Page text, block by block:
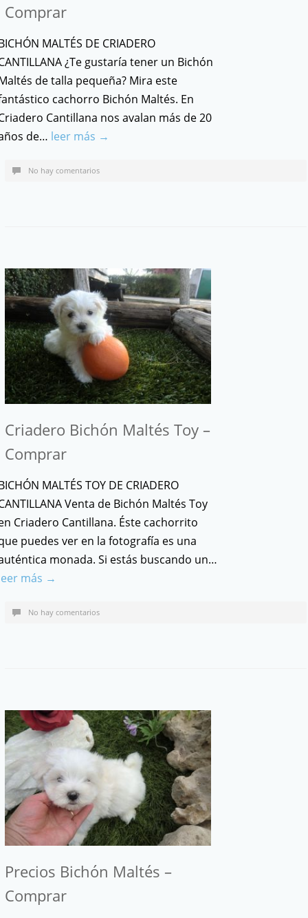
Comprar
MALTÉS DE CRIADERO
¿Te gustaría tener un Bichón
de talla pequeña? Mira este
cachorro Bichón Maltés. En
Cantillana nos avalan más de 20
de… leer más →
No hay comentarios
Criadero Bichón Maltés Toy –
Comprar
MALTÉS TOY DE CRIADERO
Venta de Bichón Maltés Toy
Criadero Cantillana. Éste cachorrito
puedes ver en la fotografía es una
monada. Si estás buscando un…
más →
No hay comentarios
Precios Bichón Maltés –
Comprar